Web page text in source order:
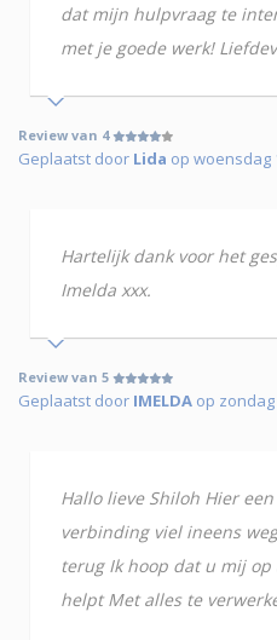
dat mijn hulpvraag te
met je goede werk!
Review van 4
Geplaatst door Lida op woensdag
Hartelijk dank voor het
Imelda xxx.
Review van 5
Geplaatst door IMELDA op zondag
Hallo lieve Shiloh Hier
verbinding viel ineens
terug Ik hoop dat u mij
helpt Met alles te